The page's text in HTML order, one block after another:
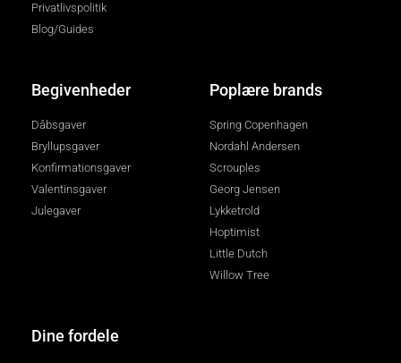
Privatlivspolitik
Blog/Guides
Begivenheder
Dåbsgaver
Bryllupsgaver
Konfirmationsgaver
Valentinsgaver
Julegaver
Poplære brands
Spring Copenhagen
Nordahl Andersen
Scrouples
Georg Jensen
Lykketrold
Hoptimist
Little Dutch
Willow Tree
Dine fordele